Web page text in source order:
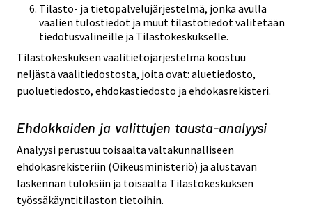
Tilasto- ja tietopalvelujärjestelmä, jonka avulla
vaalien tulostiedot ja muut tilastotiedot välitetään
tiedotusvälineille ja Tilastokeskukselle.
Tilastokeskuksen vaalitietojärjestelmä koostuu
neljästä vaalitiedostosta, joita ovat: aluetiedosto,
puoluetiedosto, ehdokastiedosto ja ehdokasrekisteri.
Ehdokkaiden ja valittujen tausta-analyysi
Analyysi perustuu toisaalta valtakunnalliseen
ehdokasrekisteriin (Oikeusministeriö) ja alustavan
laskennan tuloksiin ja toisaalta Tilastokeskuksen
työssäkäyntitilaston tietoihin.